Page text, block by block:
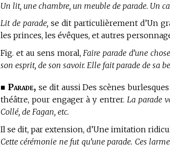
Un lit, une chambre, un meuble de parade. Un
Lit de parade, se dit particulièrement d’Un
les princes, les évêques, et autres
Fig. et au sens moral, Faire parade d’une
son esprit, de son savoir. Elle fait parade de sa
■ Parade, se dit aussi Des scènes
théâtre, pour engager à y entrer. La parade
Collé, de Fagan, etc.
Il se dit, par extension, d’Une imitation
Cette cérémonie ne fut qu’une parade. Ces